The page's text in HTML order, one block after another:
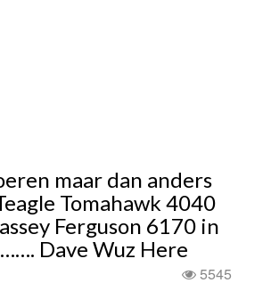
maar dan anders
Tomahawk 4040
Ferguson 6170 in
Dave Wuz Here
5545